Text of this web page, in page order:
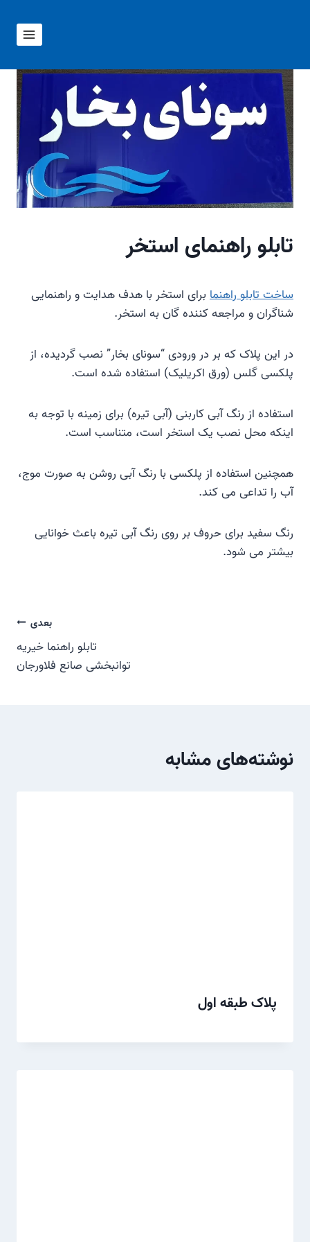
تابلو راهنمای استخر
ساخت تابلو راهنما برای استخر با هدف هدایت و راهنمایی
شناگران و مراجعه کننده گان به استخر.
در این پلاک که بر در ورودی “سونای بخار” نصب گردیده، از
پلکسی گلس (ورق اکریلیک) استفاده شده است.
استفاده از رنگ آبی کاربنی (آبی تیره) برای زمینه با توجه به
اینکه محل نصب یک استخر است، متناسب است.
همچنین استفاده از پلکسی با رنگ آبی روشن به صورت موج،
آب را تداعی می کند.
رنگ سفید برای حروف بر روی رنگ آبی تیره باعث خوانایی
بیشتر می شود.
بعدی
تابلو راهنما خیریه
توانبخشی صانع فلاورجان
نوشته‌های مشابه
پلاک طبقه اول